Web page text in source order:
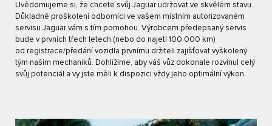
Uvědomujeme si, že chcete svůj Jaguar udržovat ve skvělém stavu.
Důkladně proškolení odborníci ve vašem místním autorizovaném
servisu Jaguar vám s tím pomohou. Výrobcem předepsaný servis
bude v prvních třech letech (nebo do najetí 100 000 km)
od registrace/předání vozidla prvnímu držiteli zajišťovat vyškolený
tým našim mechaniků. Dohlížíme, aby váš vůz dokonale rozvinul celý
svůj potenciál a vy jste měli k dispozici vždy jeho optimální výkon.